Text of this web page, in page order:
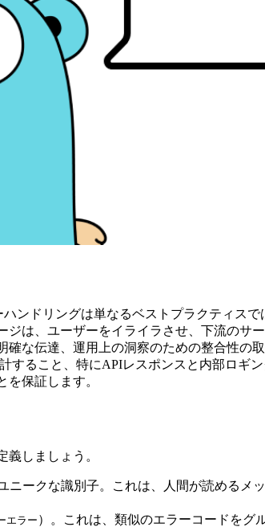
ンドリングは単なるベストプラクティス
は、ユーザーをイライラさせ、下流のサ
な伝達、運用上の洞察のための整合性の
ること、特にAPIレスポンスと内部ロギ
保証します。
しましょう。
ークな識別子。これは、人間が読めるメ
エラー ）。これは、類似のエラーコードをグ